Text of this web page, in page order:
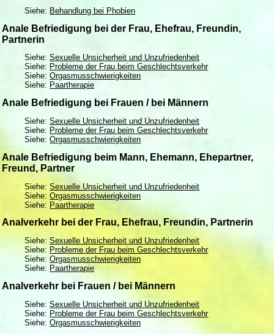
Siehe: Behandlung bei Phobien
Anale Befriedigung bei der Frau, Ehefrau, Freundin,
Partnerin
Siehe:Sexuelle Unsicherheit und Unzufriedenheit
Siehe: Probleme der Frau beim Geschlechtsverkehr
Siehe:Orgasmusschwierigkeiten
Siehe: Paartherapie
Anale Befriedigung bei Frauen / bei Männern
Siehe:Sexuelle Unsicherheit und Unzufriedenheit
Siehe: Probleme der Frau beim Geschlechtsverkehr
Siehe:Orgasmusschwierigkeiten
Anale Befriedigung beim Mann, Ehemann, Ehepartner,
Freund, Partner
Siehe:Sexuelle Unsicherheit und Unzufriedenheit
Siehe:Orgasmusschwierigkeiten
Siehe: Paartherapie
Analverkehr bei der Frau, Ehefrau, Freundin, Partnerin
Siehe:Sexuelle Unsicherheit und Unzufriedenheit
Siehe: Probleme der Frau beim Geschlechtsverkehr
Siehe:Orgasmusschwierigkeiten
Siehe: Paartherapie
Analverkehr bei Frauen / bei Männern
Siehe:Sexuelle Unsicherheit und Unzufriedenheit
Siehe: Probleme der Frau beim Geschlechtsverkehr
Siehe:Orgasmusschwierigkeiten